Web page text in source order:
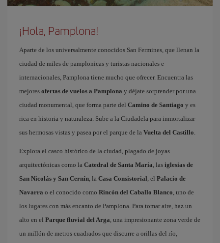
¡Hola, Pamplona!
Aparte de los universalmente conocidos San Fermines, que llenan la
ciudad de miles de pamplonicas y turistas nacionales e
internacionales, Pamplona tiene mucho que ofrecer. Encuentra las
mejores ofertas de vuelos a Pamplona y déjate sorprender por una
ciudad monumental, que forma parte del Camino de Santiago y es
rica en historia y naturaleza. Sube a la Ciudadela para inmortalizar
sus hermosas vistas y pasea por el parque de la Vuelta del Castillo.
Explora el casco histórico de la ciudad, plagado de joyas
arquitectónicas como la Catedral de Santa María, las iglesias de
San Nicolás y San Cernín, la Casa Consistorial, el Palacio de
Navarra o el conocido como Rincón del Caballo Blanco, uno de
los lugares con más encanto de Pamplona. Para tomar aire, haz un
alto en el Parque fluvial del Arga, una impresionante zona verde de
un millón de metros cuadrados que discurre a orillas del río,